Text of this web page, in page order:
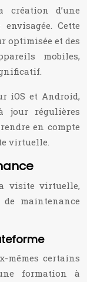
création d’une
Cette
optimisée et des
mobiles,
iOS et Android,
jour régulières
en compte
virtuelle.
visite virtuelle,
maintenance
mêmes certains
formation à